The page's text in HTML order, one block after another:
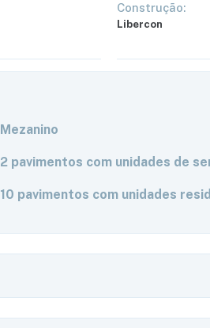
Construção:
Libercon
Mezanino
2 pavimentos com unidades de
10 pavimentos com unidades